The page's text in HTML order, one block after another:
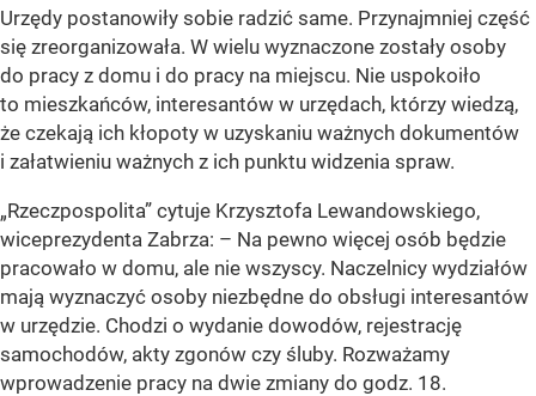
Urzędy postanowiły sobie radzić same. Przynajmniej część
się zreorganizowała. W wielu wyznaczone zostały osoby
do pracy z domu i do pracy na miejscu. Nie uspokoiło
to mieszkańców, interesantów w urzędach, którzy wiedzą,
że czekają ich kłopoty w uzyskaniu ważnych dokumentów
i załatwieniu ważnych z ich punktu widzenia spraw.
„Rzeczpospolita” cytuje Krzysztofa Lewandowskiego,
wiceprezydenta Zabrza: – Na pewno więcej osób będzie
pracowało w domu, ale nie wszyscy. Naczelnicy wydziałów
mają wyznaczyć osoby niezbędne do obsługi interesantów
w urzędzie. Chodzi o wydanie dowodów, rejestrację
samochodów, akty zgonów czy śluby. Rozważamy
wprowadzenie pracy na dwie zmiany do godz. 18.